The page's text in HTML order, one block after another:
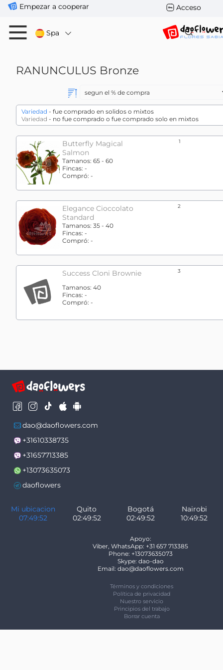
Empezar a cooperar Acceso
Spa
RANUNCULUS Bronze
Variedad - fue comprado en solidos o mixtos
Variedad - no fue comprado o fue comprado solo en mixtos
Butterfly Magical
Salmon
1
Tamanos: 65 - 60
Fincas: -
Compró: -
Elegance Cioccolato
Standard
2
Tamanos: 35 - 40
Fincas: -
Compró: -
Success Cloni Brownie 3
Tamanos: 40
Fincas: -
Compró: -
dao@daoflowers.com
+31610338735
+31657713385
+13073635073
daoflowers
Mi ubicacion
07:49:52
Quito
02:49:52
Bogotá
02:49:52
Nairobi
10:49:52
Apoyo:
Viber, WhatsApp: +31 657 713385
Phone: +13073635073
Skype: dao-dao
Email: dao@daoflowers.com
Términos y condiciones
Política de privacidad
Nuestro servicio
Principios del trabajo
Borrar cuenta